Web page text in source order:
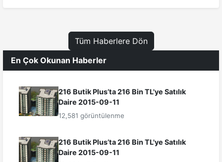
Tüm Haberlere Dön
En Çok Okunan Haberler
216 Butik Plus’ta 216 Bin TL'ye Satılık
Daire 2015-09-11
12,581 görüntülenme
216 Butik Plus’ta 216 Bin TL'ye Satılık
Daire 2015-09-11